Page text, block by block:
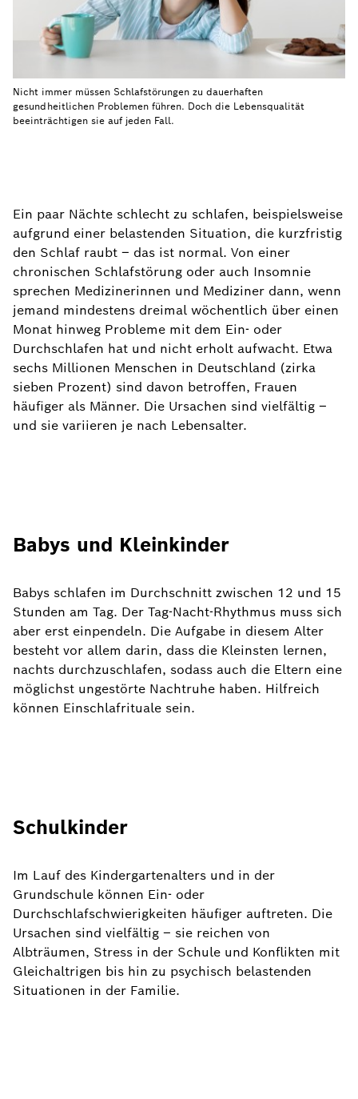
Nicht immer müssen Schlafstörungen zu dauerhaften
gesundheitlichen Problemen führen. Doch die Lebensqualität
beeinträchtigen sie auf jeden Fall.
Ein paar Nächte schlecht zu schlafen, beispielsweise
aufgrund einer belastenden Situation, die kurzfristig
den Schlaf raubt – das ist normal. Von einer
chronischen Schlafstörung oder auch Insomnie
sprechen Medizinerinnen und Mediziner dann, wenn
jemand mindestens dreimal wöchentlich über einen
Monat hinweg Probleme mit dem Ein- oder
Durchschlafen hat und nicht erholt aufwacht. Etwa
sechs Millionen Menschen in Deutschland (zirka
sieben Prozent) sind davon betroffen, Frauen
häufiger als Männer. Die Ursachen sind vielfältig –
und sie variieren je nach Lebensalter.
Babys und Kleinkinder
Babys schlafen im Durchschnitt zwischen 12 und 15
Stunden am Tag. Der Tag-Nacht-Rhythmus muss sich
aber erst einpendeln. Die Aufgabe in diesem Alter
besteht vor allem darin, dass die Kleinsten lernen,
nachts durchzuschlafen, sodass auch die Eltern eine
möglichst ungestörte Nachtruhe haben. Hilfreich
können Einschlafrituale sein.
Schulkinder
Im Lauf des Kindergartenalters und in der
Grundschule können Ein- oder
Durchschlafschwierigkeiten häufiger auftreten. Die
Ursachen sind vielfältig – sie reichen von
Albträumen, Stress in der Schule und Konflikten mit
Gleichaltrigen bis hin zu psychisch belastenden
Situationen in der Familie.